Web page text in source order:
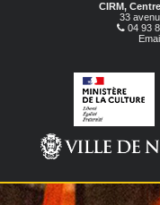
CIRM,
33
04 93